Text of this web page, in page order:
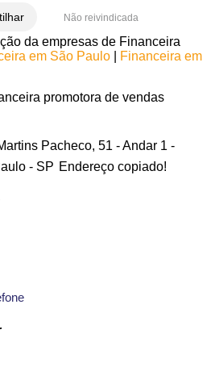
Não reivindicada
da empresas de Financeira
em São Paulo|
Financeira em
promotora de vendas
Pacheco, 51 - Andar 1 -
- SP Endereço copiado!